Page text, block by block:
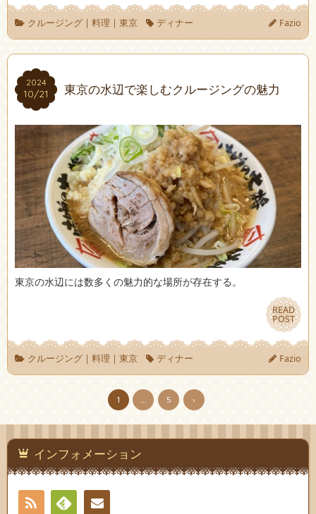
クルージング| 料理 | 東京 ディナー Fazio
2024
10/21
2024
10/21 東京の水辺で楽しむクルージングの魅力
東京の水辺には数多くの魅力的な場所が存在する。
READ
POST
READ
POST
クルージング| 料理 | 東京 ディナー Fazio
1 … 5 ›
インフォメーション
RSS